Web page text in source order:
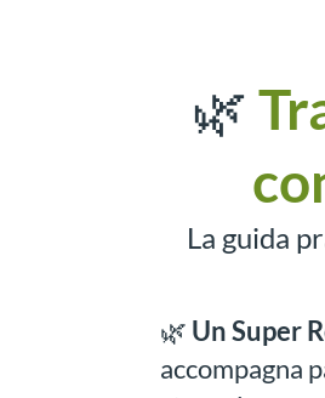
🌿
La guida
🌿 Un Super
accompagna